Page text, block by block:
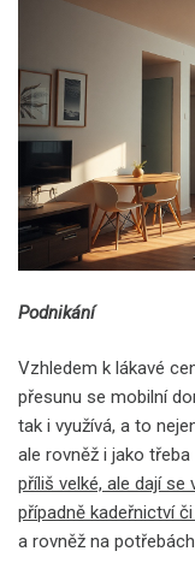
Podnikání
Vzhledem k lákavé
přesunu se mobilní
tak i využívá, a to
ale rovněž i jako
příliš velké, ale dají se
případně kadeřnictví
a rovněž na